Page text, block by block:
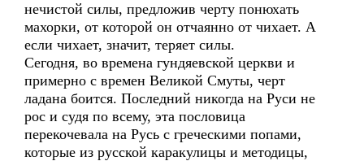
нечистой силы, предложив черту понюхать
махорки, от которой он отчаянно от чихает. А
если чихает, значит, теряет силы.
Сегодня, во времена гундяевской церкви и
примерно с времен Великой Смуты, черт
ладана боится. Последний никогда на Руси не
рос и судя по всему, эта пословица
перекочевала на Русь с греческими попами,
которые из русской каракулицы и методицы,